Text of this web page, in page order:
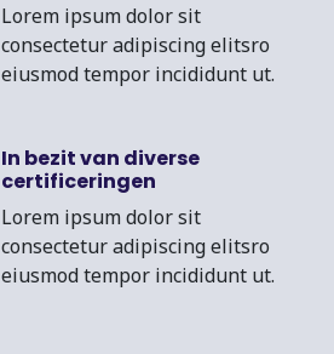
Lorem ipsum dolor sit
consectetur adipiscing elitsro
eiusmod tempor incididunt ut.
In bezit van diverse
certificeringen
Lorem ipsum dolor sit
consectetur adipiscing elitsro
eiusmod tempor incididunt ut.